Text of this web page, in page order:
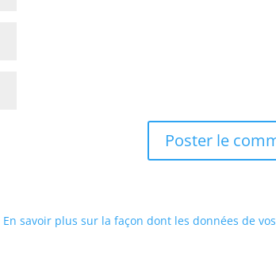
En savoir plus sur la façon dont les données de vos